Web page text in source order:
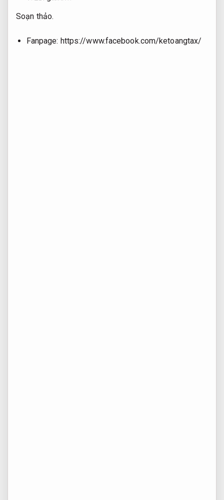
Soạn thảo.
Fanpage: https://www.facebook.com/ketoangtax/